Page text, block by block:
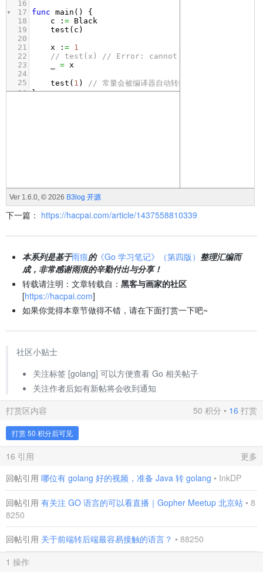
下一篇： https://hacpai.com/article/1437558810339
本系列是基于雨痕的《Go 学习笔记》（第四版） 整理汇编而
成，非常感谢雨痕的辛勤付出与分享！
转载请注明：文章转载自： 黑客与画家的社区
[https://hacpai.com]
如果你觉得本章节做得不错，请在下面打赏一下吧~
社区小贴士
关注标签 [golang] 可以方便查看 Go 相关帖子
关注作者后如有新帖将会收到通知
打赏区内容
50 积分 • 16 打赏
打赏 50 积分后可见
16 引用
更多
回帖引用 哪位有 golang 好的视频，准备 Java 转 golang • InkDP
回帖引用 有关注 GO 语言的可以看直播｜Gopher Meetup 北京站 • 8
8250
回帖引用 关于前端转后端最容易接触的语言？ • 88250
1 操作